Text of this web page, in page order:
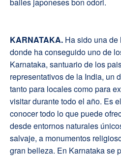
bailes japoneses bon odori.
KARNATAKA. Ha sido una
donde ha conseguido uno de
Karnataka, santuario de los
representativos de la India, un
tanto para locales como para
visitar durante todo el año. Es
conocer todo lo que puede
desde entornos naturales
salvaje, a monumentos
gran belleza. En Karnataka se